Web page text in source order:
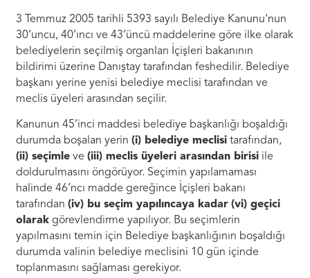
3 Temmuz 2005 tarihli 5393 sayılı Belediye Kanunu’nun
30’uncu, 40’ıncı ve 43’üncü maddelerine göre ilke olarak
belediyelerin seçilmiş organları İçişleri bakanının
bildirimi üzerine Danıştay tarafından feshedilir. Belediye
başkanı yerine yenisi belediye meclisi tarafından ve
meclis üyeleri arasından seçilir.
Kanunun 45’inci maddesi belediye başkanlığı boşaldığı
durumda boşalan yerin(i) belediye meclisi tarafından,
(ii) seçimle ve(iii) meclis üyeleri arasından birisi ile
doldurulmasını öngörüyor. Seçimin yapılamaması
halinde 46’ncı madde gereğince İçişleri bakanı
tarafından(iv) bu seçim yapılıncaya kadar (vi) geçici
olarak görevlendirme yapılıyor. Bu seçimlerin
yapılmasını temin için Belediye başkanlığının boşaldığı
durumda valinin belediye meclisini 10 gün içinde
toplanmasını sağlaması gerekiyor.